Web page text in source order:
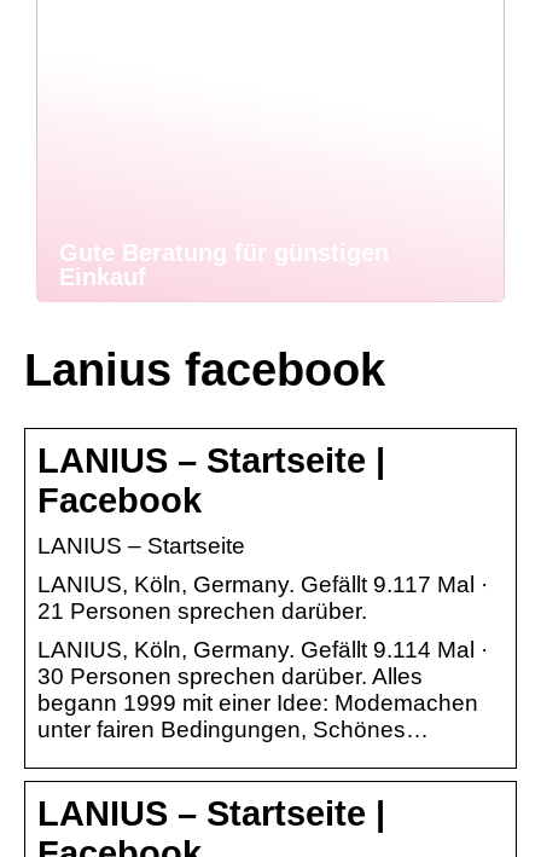
Gute Beratung für günstigen
Einkauf
Lanius facebook
LANIUS – Startseite |
Facebook
LANIUS – Startseite
LANIUS, Köln, Germany. Gefällt 9.117 Mal ·
21 Personen sprechen darüber.
LANIUS, Köln, Germany. Gefällt 9.114 Mal ·
30 Personen sprechen darüber. Alles
begann 1999 mit einer Idee: Modemachen
unter fairen Bedingungen, Schönes…
LANIUS – Startseite |